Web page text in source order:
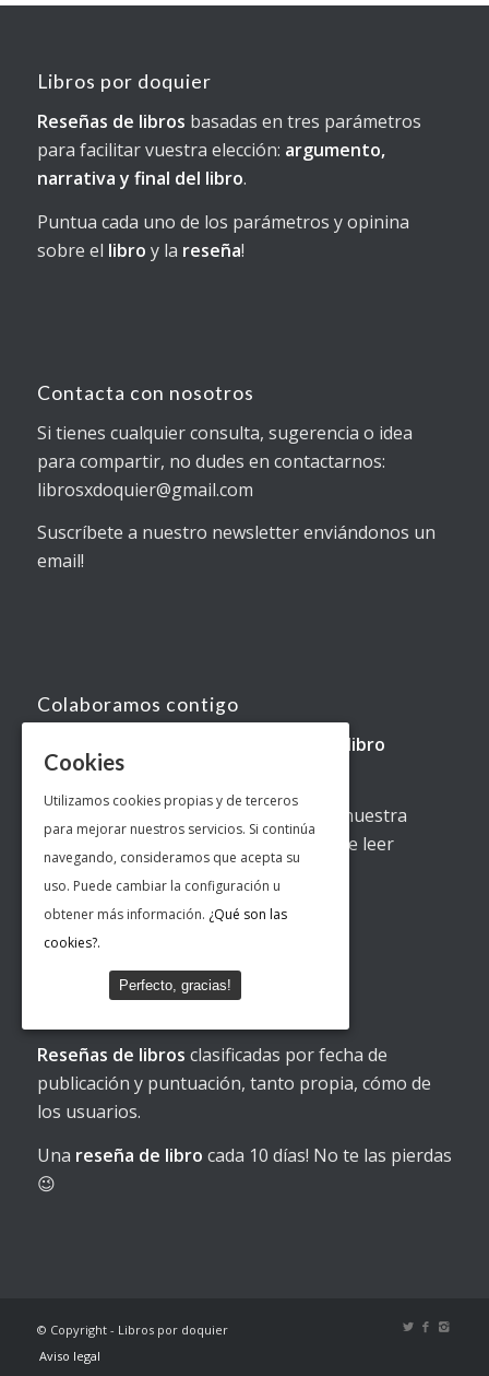
Libros por doquier
Reseñas de libros basadas en tres parámetros
para facilitar vuestra elección: argumento,
narrativa y final del libro.
Puntua cada uno de los parámetros y opinina
sobre el libro y la reseña!
Contacta con nosotros
Si tienes cualquier consulta, sugerencia o idea
para compartir, no dudes en contactarnos:
librosxdoquier@gmail.com
Suscríbete a nuestro newsletter enviándonos un
email!
Colaboramos contigo
libro
contacta con nosotros.
editorial y quieres contar con nuestra
colaboración estaremos encantados de leer
vuestras publicaciones
Reseñas de libros clasificadas por fecha de
publicación y puntuación, tanto propia, cómo de
los usuarios.
Una reseña de libro cada 10 días! No te las pierdas
😉
© Copyright - Libros por doquier
Aviso legal
Cookies
Utilizamos cookies propias y de terceros
para mejorar nuestros servicios. Si continúa
navegando, consideramos que acepta su
uso. Puede cambiar la configuración u
obtener más información. ¿Qué son las
cookies?.
Perfecto, gracias!